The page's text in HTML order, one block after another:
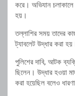
করে। অভিযান
হয়।
তল্লাশির সময় তাদের
ট্যাবলেট উদ্ধার করা
পুলিশের দাবি, আটক
ছিলেন। উদ্ধার হওয়া
করা হয়েছিল বলেও